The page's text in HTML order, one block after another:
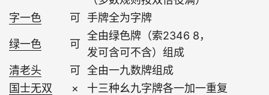
字一色
可 手牌全为字牌
绿一色 可
全由绿色牌（索2346 8，
发可含可不含）组成
清老头
可 全由一九数牌组成
国士无双
×
十三种幺九字牌各一加一重复